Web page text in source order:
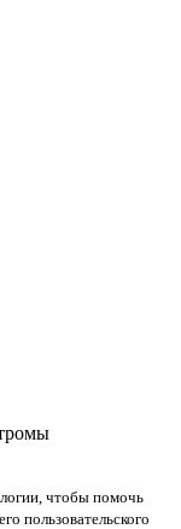
чтобы помочь
пользовательского